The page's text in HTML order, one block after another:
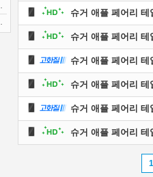
슈거 애플 페어리
슈거 애플 페어리
슈거 애플 페어리 테
슈거 애플 페어리
슈거 애플 페어리 테
슈거 애플 페어리
1